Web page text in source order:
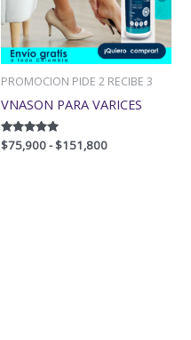
PROMOCION PIDE 2 RECIBE 3
VNASON PARA VARICES
Valorado
con
$75,900-$151,800